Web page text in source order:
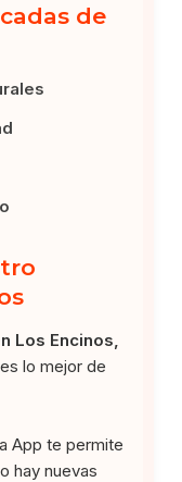
de
Los Encinos,
lo mejor de
App te permite
hay nuevas